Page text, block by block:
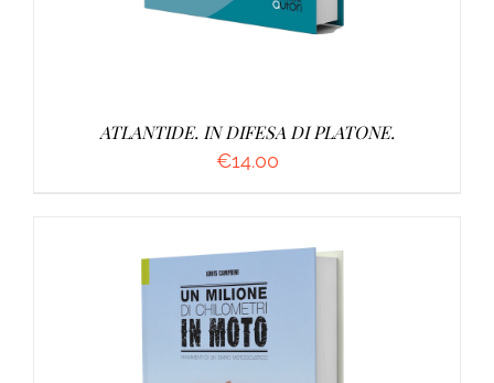
ATLANTIDE. IN DIFESA DI PLATONE.
€14.00